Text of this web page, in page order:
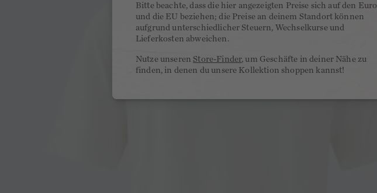
Bitte beachte, dass die hier angezeigten Preise sich auf den Euro
und die EU beziehen; die Preise an deinem Standort können
aufgrund unterschiedlicher Steuern, Wechselkurse und
Lieferkosten abweichen.
Nutze unseren Store-Finder, um Geschäfte in deiner Nähe zu
finden, in denen du unsere Kollektion shoppen kannst!